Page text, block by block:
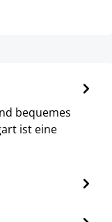
bequemes
ist eine